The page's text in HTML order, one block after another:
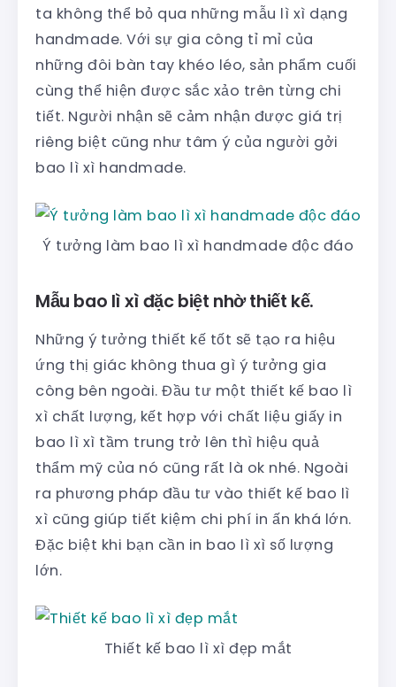
ta không thể bỏ qua những mẫu lì xì dạng
handmade. Với sự gia công tỉ mỉ của
những đôi bàn tay khéo léo, sản phẩm cuối
cùng thể hiện được sắc xảo trên từng chi
tiết. Người nhận sẽ cảm nhận được giá trị
riêng biệt cũng như tâm ý của người gởi
bao lì xì handmade.
Ý tưởng làm bao lì xì handmade độc đáo
Mẫu bao lì xì đặc biệt nhờ thiết kế.
Những ý tưởng thiết kế tốt sẽ tạo ra hiệu
ứng thị giác không thua gì ý tưởng gia
công bên ngoài. Đầu tư một thiết kế bao lì
xì chất lượng, kết hợp với chất liệu giấy in
bao lì xì tầm trung trở lên thì hiệu quả
thẩm mỹ của nó cũng rất là ok nhé. Ngoài
ra phương pháp đầu tư vào thiết kế bao lì
xì cũng giúp tiết kiệm chi phí in ấn khá lớn.
Đặc biệt khi bạn cần in bao lì xì số lượng
lớn.
Thiết kế bao lì xì đẹp mắt